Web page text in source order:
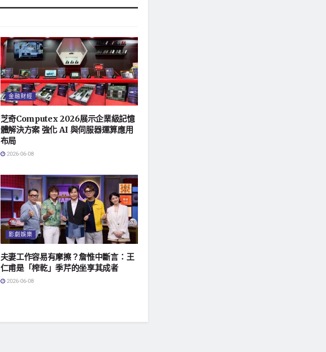
金融財經
芝奇Computex 2026展示企業級記憶
體解決方案 強化 AI 與伺服器運算應用
布局
2026-06-08
影劇娛樂
夫妻工作容易有摩擦？詹惟中斷言：王
仁甫是「榨乾」季芹的坐享其成者
2026-06-08